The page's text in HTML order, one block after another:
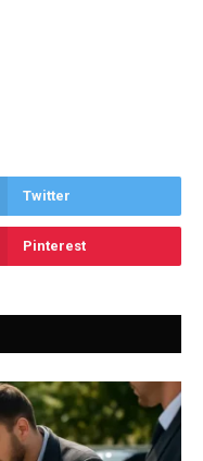
Twitter
Pinterest